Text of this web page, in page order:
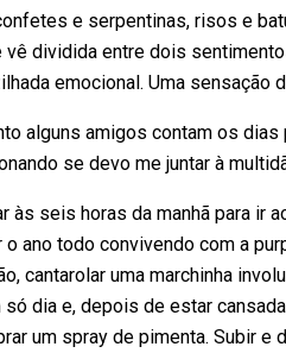
e serpentinas, risos e
vê dividida entre dois
emocional. Uma sensação
alguns amigos contam os
se devo me juntar à
às seis horas da manhã para ir
o ano todo convivendo com a
cantarolar uma marchinha
só dia e, depois de estar
um spray de pimenta. Subir